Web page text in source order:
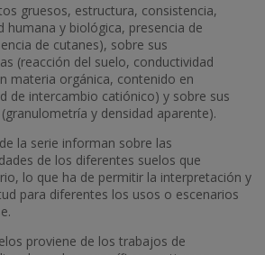
gruesos, estructura, consistencia,
humana y biológica, presencia de
de cutanes), sobre sus
(reacción del suelo, conductividad
materia orgánica, contenido en
de intercambio catiónico) y sobre sus
y densidad aparente).
la serie informan sobre las
de los diferentes suelos que
lo que ha de permitir la interpretación y
para diferentes los usos o escenarios
proviene de los trabajos de